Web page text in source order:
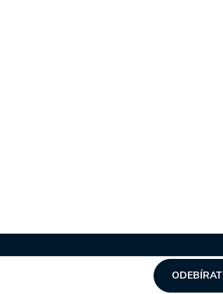
ODEBÍRAT